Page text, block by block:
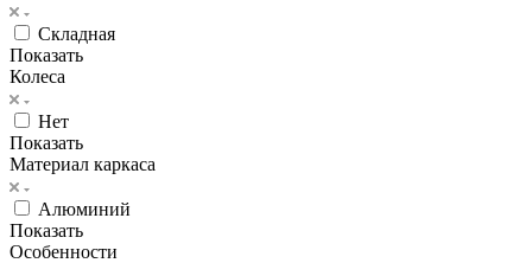
Складная
Показать
Колеса
Нет
Показать
Материал каркаса
Алюминий
Показать
Особенности